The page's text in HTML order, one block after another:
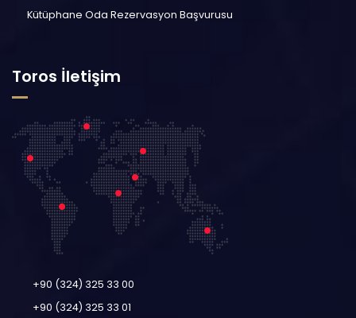
Kütüphane Oda Rezervasyon Başvurusu
Toros İletişim
+90 (324) 325 33 00
+90 (324) 325 33 01